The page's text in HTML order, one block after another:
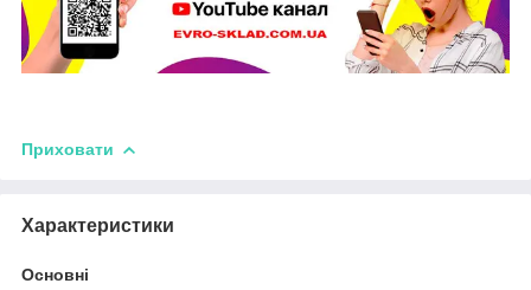
Приховати
Характеристики
Основні